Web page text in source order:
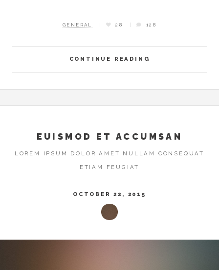
CONTINUE READING
GENERAL 28 128
EUISMOD ET ACCUMSAN
LOREM IPSUM DOLOR AMET NULLAM CONSEQUAT
ETIAM FEUGIAT
OCTOBER 22, 2015